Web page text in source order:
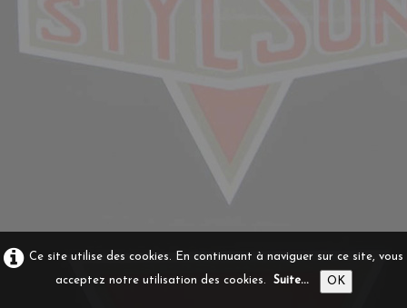
Ce site utilise des cookies. En continuant à naviguer sur ce site, vous
acceptez notre utilisation des cookies. Suite... OK